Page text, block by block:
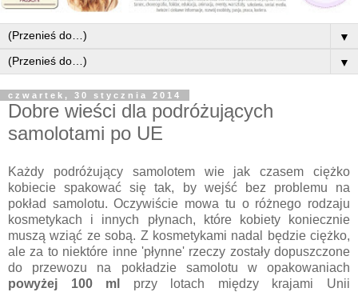
▼
▼
czwartek, 30 stycznia 2014
Dobre wieści dla podróżujących
samolotami po UE
Każdy podróżujący samolotem wie jak czasem ciężko
kobiecie spakować się tak, by wejść bez problemu na
pokład samolotu. Oczywiście mowa tu o różnego rodzaju
kosmetykach i innych płynach, które kobiety koniecznie
muszą wziąć ze sobą. Z kosmetykami nadal będzie ciężko,
ale za to niektóre inne 'płynne' rzeczy zostały dopuszczone
do przewozu na pokładzie samolotu w opakowaniach
powyżej 100 ml
przy lotach między krajami Unii